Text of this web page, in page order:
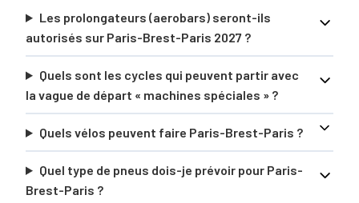
Les prolongateurs (aerobars) seront-ils
autorisés sur Paris-Brest-Paris 2027 ?
Quels sont les cycles qui peuvent partir avec
la vague de départ « machines spéciales » ?
Quels vélos peuvent faire Paris-Brest-Paris ?
Quel type de pneus dois-je prévoir pour Paris-
Brest-Paris ?